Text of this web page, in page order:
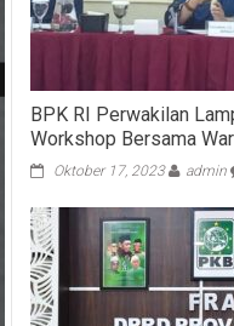
BPK RI Perwakilan
Workshop Bersama
Oktober 17, 2023 admin